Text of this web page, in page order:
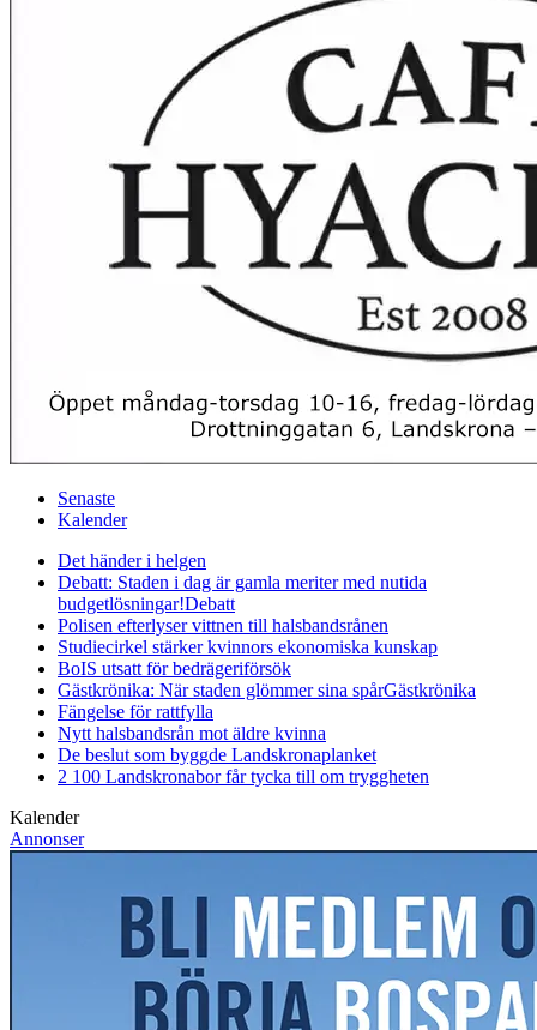
Senaste
Kalender
Det händer i helgen
Debatt: Staden i dag är gamla meriter med nutida
budgetlösningar!Debatt
Polisen efterlyser vittnen till halsbandsrånen
Studiecirkel stärker kvinnors ekonomiska kunskap
BoIS utsatt för bedrägeriförsök
Gästkrönika: När staden glömmer sina spårGästkrönika
Fängelse för rattfylla
Nytt halsbandsrån mot äldre kvinna
De beslut som byggde Landskronaplanket
2 100 Landskronabor får tycka till om tryggheten
Kalender
Annonser